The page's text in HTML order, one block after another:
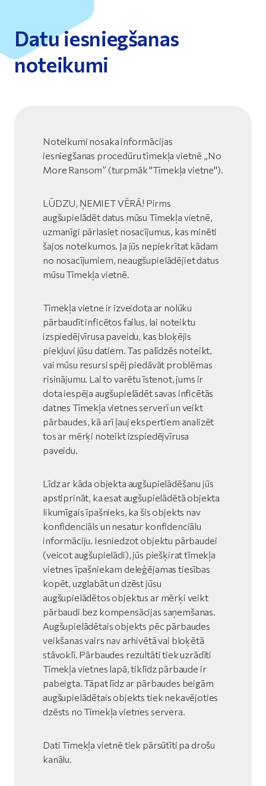
Datu iesniegšanas
noteikumi
Noteikumi nosaka informācijas
iesniegšanas procedūru tīmekļa vietnē „No
More Ransom” (turpmāk "Tīmekļa vietne").
LŪDZU, ŅEMIET VĒRĀ! Pirms
augšupielādēt datus mūsu Tīmekļa vietnē,
uzmanīgi pārlasiet nosacījumus, kas minēti
šajos noteikumos. Ja jūs nepiekrītat kādam
no nosacījumiem, neaugšupielādējiet datus
mūsu Tīmekļa vietnē.
Tīmekļa vietne ir izveidota ar nolūku
pārbaudīt inficētos failus, lai noteiktu
izspiedējvīrusa paveidu, kas bloķējis
piekļuvi jūsu datiem. Tas palīdzēs noteikt,
vai mūsu resursi spēj piedāvāt problēmas
risinājumu. Lai to varētu īstenot, jums ir
dota iespēja augšupielādēt savas inficētās
datnes Tīmekļa vietnes serverī un veikt
pārbaudes, kā arī ļauj ekspertiem analizēt
tos ar mērķi noteikt izspiedējvīrusa
paveidu.
Līdz ar kāda objekta augšupielādēšanu jūs
apstiprināt, ka esat augšupielādētā objekta
likumīgais īpašnieks, ka šis objekts nav
konfidenciāls un nesatur konfidenciālu
informāciju. Iesniedzot objektu pārbaudei
(veicot augšupielādi), jūs piešķirat tīmekļa
vietnes īpašniekam deleģējamas tiesības
kopēt, uzglabāt un dzēst jūsu
augšupielādētos objektus ar mērķi veikt
pārbaudi bez kompensācijas saņemšanas.
Augšupielādētais objekts pēc pārbaudes
veikšanas vairs nav arhivētā vai bloķētā
stāvoklī. Pārbaudes rezultāti tiek uzrādīti
Tīmekļa vietnes lapā, tiklīdz pārbaude ir
pabeigta. Tāpat līdz ar pārbaudes beigām
augšupielādētais objekts tiek nekavējoties
dzēsts no Tīmekļa vietnes servera.
Dati Tīmekļa vietnē tiek pārsūtīti pa drošu
kanālu.